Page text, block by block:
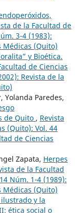
de la Facultad de
3-4 (1983):
Médicas (Quito)
y Bioética.
de Ciencias
Revista de la
Yolanda Paredes,
de Quito , Revista
(Quito): Vol. 44
de Ciencias
Zapata, Herpes
de la Facultad
Núm. 1-4 (1989):
Médicas (Quito)
y la
ética social o